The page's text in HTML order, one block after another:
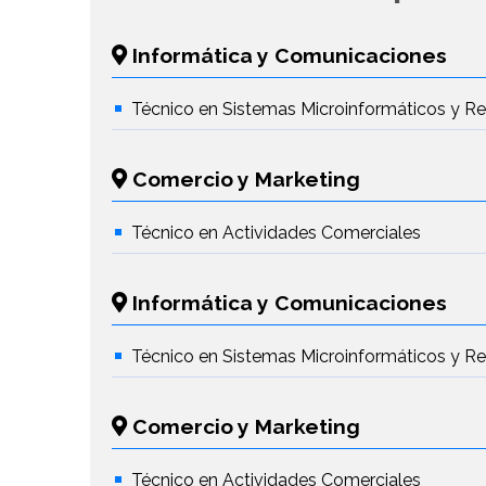
Informática y Comunicaciones
Técnico en Sistemas Microinformáticos y
Comercio y Marketing
Técnico en Actividades Comerciales
Informática y Comunicaciones
Técnico en Sistemas Microinformáticos y
Comercio y Marketing
Técnico en Actividades Comerciales